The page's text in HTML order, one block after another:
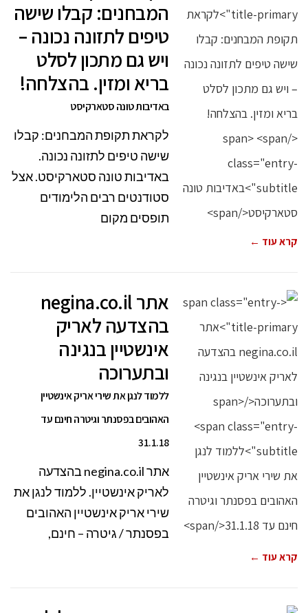
המבחנים: קבלו שישה
טיפים לתזונה נכונה –
ויש גם מתכון לסלט
בריא ומזין. בהצלחה!
באדיבות טונה סטארקיסט
לקראת תקופת המבחנים: קבלו
שישה טיפים לתזונה נכונה.
באדיבות טונה סטארקיסט. אצל
סטודנטים רבים הלימודים
תופסים מקום
קרא עוד ←
אתר negina.co.il
בהצדעה לאריק
אינשטיין בנגינה
ובתערוכה
ללמוד לנגן את שירי אריק אינשטיין
האהובים בפסנתר וגיטרה חינם עד
31.1.18
אתר negina.co.il בהצדעה
לאריק אינשטיין. ללמוד לנגן את
שירי אריק אינשטיין האהובים
בפסנתר / גיטרה – חינם,
קרא עוד ←